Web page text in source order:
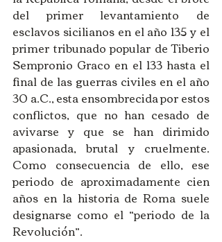
del primer levantamiento de
esclavos sicilianos en el año 135 y el
primer tribunado popular de Tiberio
Sempronio Graco en el 133 hasta el
final de las guerras civiles en el año
30 a.C., esta ensombrecida por estos
conflictos, que no han cesado de
avivarse y que se han dirimido
apasionada, brutal y cruelmente.
Como consecuencia de ello, ese
periodo de aproximadamente cien
años en la historia de Roma suele
designarse como el “periodo de la
Revolución”.